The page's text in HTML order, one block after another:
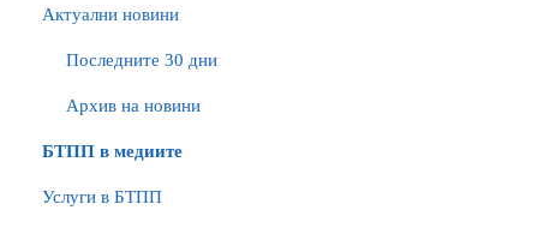
Актуални новини
Последните 30 дни
Архив на новини
БTПП в медиите
Услуги в БТПП